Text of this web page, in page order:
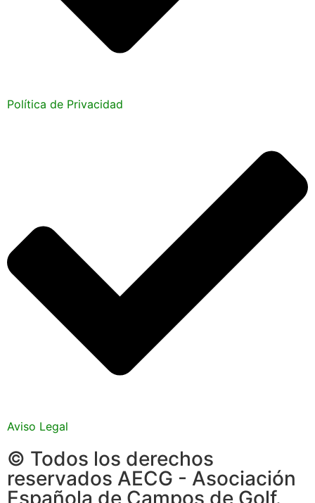
© Todos los derechos
reservados AECG - Asociación
Política de Privacidad
Aviso Legal